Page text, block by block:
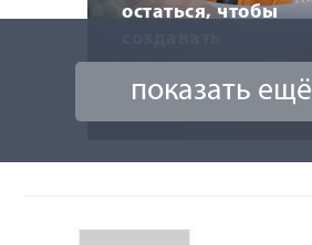
остаться, чтобы
6 мая 2026
показать ещё